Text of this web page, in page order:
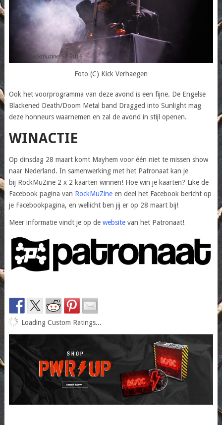
Foto (C) Kick Verhaegen
Ook het voorprogramma van deze avond is een fijne. De Engelse
Blackened Death/Doom Metal band Dragged into Sunlight mag
deze honneurs waarnemen en zal de avond in stijl openen.
WINACTIE
Op dinsdag 28 maart komt Mayhem voor één niet te missen show
naar Nederland. In samenwerking met het Patronaat kan je
bij RockMuZine 2 x 2 kaarten winnen! Hoe win je kaarten? Like de
Facebook pagina van RockMuZineen deel het Facebook bericht op
je Facebookpagina, en wellicht ben jij er op 28 maart bij!
Meer informatie vindt je op de websitevan het Patronaat!
Loading Custom Ratings...